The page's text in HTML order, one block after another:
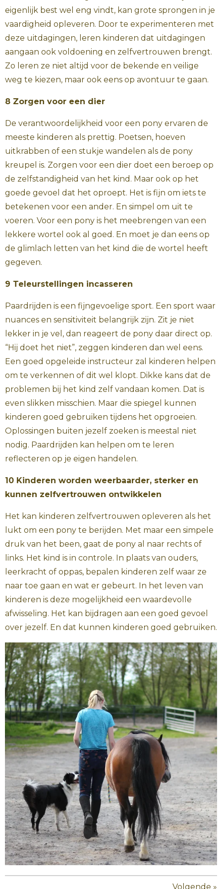
eigenlijk best wel eng vindt, kan grote sprongen in je
vaardigheid opleveren. Door te experimenteren met
deze uitdagingen, leren kinderen dat uitdagingen
aangaan ook voldoening en zelfvertrouwen brengt.
Zo leren ze niet altijd voor de bekende en veilige
weg te kiezen, maar ook eens op avontuur te gaan.
8 Zorgen voor een dier
De verantwoordelijkheid voor een pony ervaren de
meeste kinderen als prettig. Poetsen, hoeven
uitkrabben of een stukje wandelen als de pony
kreupel is. Zorgen voor een dier doet een beroep op
de zelfstandigheid van het kind. Maar ook op het
goede gevoel dat het oproept. Het is fijn om iets te
betekenen voor een ander. En simpel om uit te
voeren. Voor een pony is het meebrengen van een
lekkere wortel ook al goed. En moet je dan eens op
de glimlach letten van het kind die de wortel heeft
gegeven.
9 Teleurstellingen incasseren
Paardrijden is een fijngevoelige sport. Een sport waar
nuances en sensitiviteit belangrijk zijn. Zit je niet
lekker in je vel, dan reageert de pony daar direct op.
“Hij doet het niet”, zeggen kinderen dan wel eens.
Een goed opgeleide instructeur zal kinderen helpen
om te verkennen of dit wel klopt. Dikke kans dat de
problemen bij het kind zelf vandaan komen. Dat is
even slikken misschien. Maar die spiegel kunnen
kinderen goed gebruiken tijdens het opgroeien.
Oplossingen buiten jezelf zoeken is meestal niet
nodig. Paardrijden kan helpen om te leren
reflecteren op je eigen handelen.
10 Kinderen worden weerbaarder, sterker en
kunnen zelfvertrouwen ontwikkelen
Het kan kinderen zelfvertrouwen opleveren als het
lukt om een pony te berijden. Met maar een simpele
druk van het been, gaat de pony al naar rechts of
links. Het kind is in controle. In plaats van ouders,
leerkracht of oppas, bepalen kinderen zelf waar ze
naar toe gaan en wat er gebeurt. In het leven van
kinderen is deze mogelijkheid een waardevolle
afwisseling. Het kan bijdragen aan een goed gevoel
over jezelf. En dat kunnen kinderen goed gebruiken.
Volgende »